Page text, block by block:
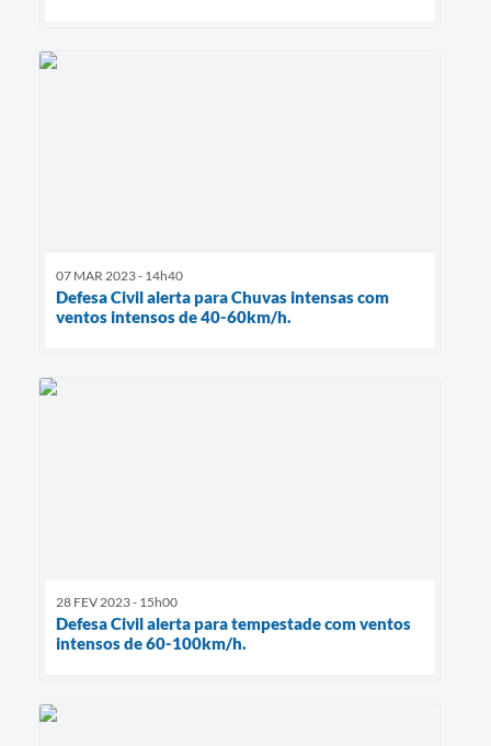
07 MAR 2023 - 14h40
Defesa Civil alerta para Chuvas intensas com
ventos intensos de 40-60km/h.
28 FEV 2023 - 15h00
Defesa Civil alerta para tempestade com ventos
intensos de 60-100km/h.